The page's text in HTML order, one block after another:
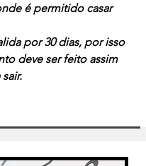
é permitido casar
por 30 dias, por isso
deve ser feito assim